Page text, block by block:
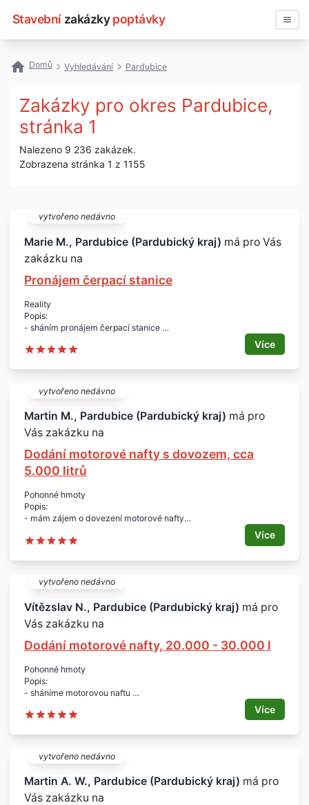
Stavební zakázky poptávky
Nejčastější vyhledávání
Registrace firmy
Domů Vyhledávání Pardubice
Zakázky pro okres Pardubice,
stránka 1
Nalezeno 9 236 zakázek.
Zobrazena stránka 1 z 1155
vytvořeno nedávno
Marie M., Pardubice (Pardubický kraj) má pro Vás
zakázku na
Pronájem čerpací stanice
Reality
Popis:
- sháním pronájem čerpací stanice
Lokalita:
Více
vytvořeno nedávno
Martin M., Pardubice (Pardubický kraj) má pro
Vás zakázku na
Dodání motorové nafty s dovozem, cca
5.000 litrů
Pohonné hmoty
Popis:
- mám zájem o dovezení motorové nafty
- cca 5.000 litrů
- četnost 1x měsíčně
Více
vytvořeno nedávno
Vítězslav N., Pardubice (Pardubický kraj) má pro
Vás zakázku na
Dodání motorové nafty, 20.000 - 30.000 l
Pohonné hmoty
Popis:
- sháníme motorovou naftu
Množství:
- Pardubice, Pardubický kraj
Termín:
-průběžně
- každý týden cca 30.000 litrů
Doplňující informace:
Více
vytvořeno nedávno
Martin A. W., Pardubice (Pardubický kraj) má pro
Vás zakázku na